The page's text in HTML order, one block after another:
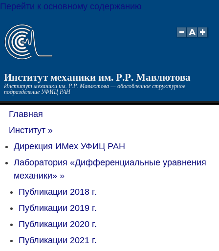
Перейти к основному содержанию
Институт механики им. Р.Р. Мавлютова
Институт механики им. Р.Р. Мавлютова — обособленное структурное
подразделение УФИЦ РАН
Главная
Институт »
Дирекция ИМех УФИЦ РАН
Лаборатория «Дифференциальные уравнения
механики» »
Публикации 2018 г.
Публикации 2019 г.
Публикации 2020 г.
Публикации 2021 г.